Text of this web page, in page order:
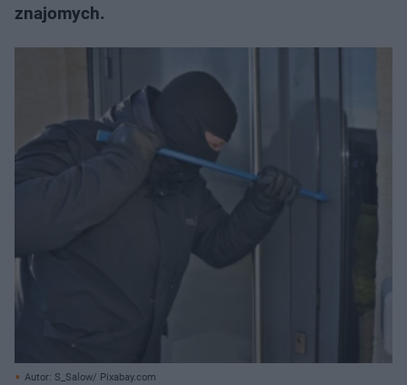
znajomych.
Autor: S_Salow/ Pixabay.com